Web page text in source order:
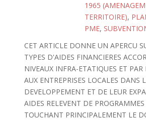
1965
TERRITOIRE),
PME,
CET ARTICLE DONNE UN APERCU
TYPES D'AIDES FINANCIERES
NIVEAUX INFRA-ETATIQUES ET PAR
AUX ENTREPRISES LOCALES DANS
DEVELOPPEMENT ET DE LEUR
AIDES RELEVENT DE PROGRAMMES
TOUCHANT PRINCIPALEMENT LE